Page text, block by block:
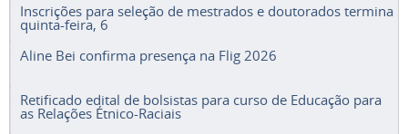
Inscrições para seleção de mestrados e doutorados termina
quinta-feira, 6
Aline Bei confirma presença na Flig 2026
Retificado edital de bolsistas para curso de Educação para
as Relações Étnico-Raciais